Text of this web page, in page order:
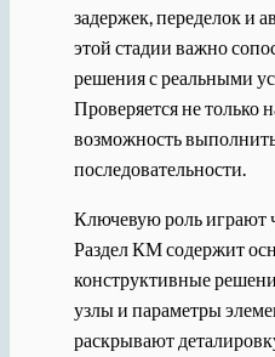
задержек, переделок и
этой стадии важно
решения с реальными
Проверяется не только
возможность
последовательности.
Ключевую роль
Раздел КМ содержит
конструктивные
узлы и параметры
раскрывают